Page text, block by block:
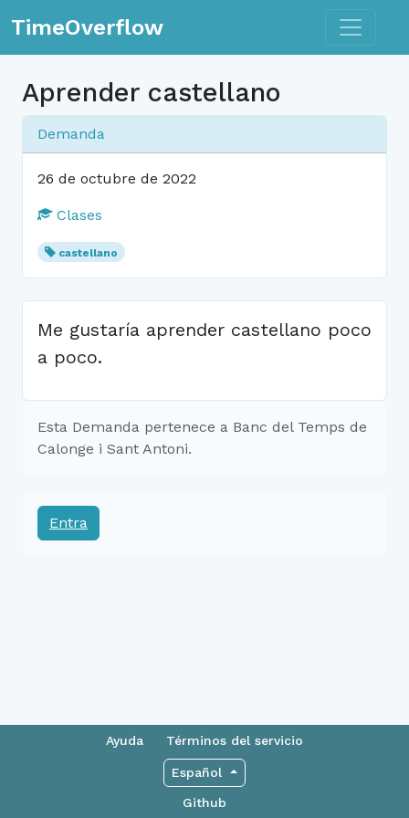
TimeOverflow Toggle
Aprender castellano
Demanda
26 de octubre de 2022
Clases
castellano
Me gustaría aprender castellano poco
a poco.
Esta Demanda pertenece a Banc del Temps de
Calonge i Sant Antoni.
Entra
Ayuda Términos del servicio
Español
Github